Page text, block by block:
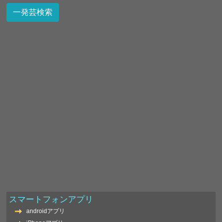
スマートフォンアプリ
androidアプリ